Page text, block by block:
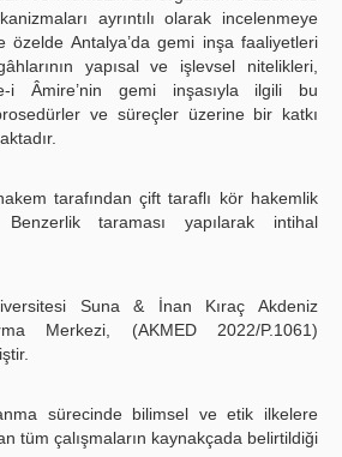
ayrıntılı olarak incelenmeye
özelde Antalya’da gemi inşa faaliyetleri
yapısal ve işlevsel nitelikleri,
i Âmire’nin gemi inşasıyla ilgili bu
ve süreçler üzerine bir katkı
tarafından çift taraflı kör hakemlik
taraması yapılarak intihal
Suna & İnan Kıraç Akdeniz
Merkezi, (AKMED 2022/P.1061)
sürecinde bilimsel ve etik ilkelere
tüm çalışmaların kaynakçada belirtildiği